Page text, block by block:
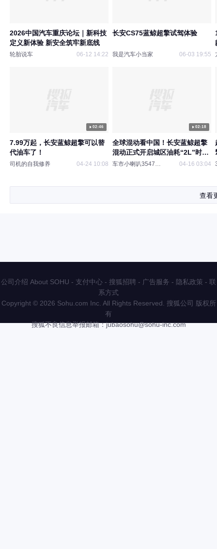
2026中国汽车重庆论坛｜新科技
定义新体验 新安全筑牢新底线
轮胎说车 06-12 14:22
长安CS75蓝鲸超擎试驾体验
我是汽车小当家 06-03 19:55
02:46
7.99万起，长安蓝鲸超擎可以替
代油车了！
司机的自我修养 04-24 10:08
02:18
全球混动看中国！长安蓝鲸超擎
混动正式开启城区油耗“2L”时
代！
车市小喇叭354793028 04-16 03:04
查看
公司介绍 About SOHU - 支付中心 - 搜狐招聘 - 广告服务 - 隐私政策 - 联
系方式
Copyright © 2026 Sohu.com Inc. All Rights Reserved. 搜狐公司 版权所
有
搜狐不良信息举报邮箱：jubaosohu@sohu-inc.com